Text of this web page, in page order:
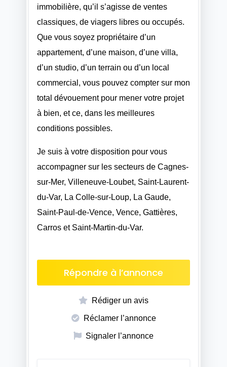
immobilière, qu’il s’agisse de ventes
classiques, de viagers libres ou occupés.
Que vous soyez propriétaire d’un
appartement, d’une maison, d’une villa,
d’un studio, d’un terrain ou d’un local
commercial, vous pouvez compter sur mon
total dévouement pour mener votre projet
à bien, et ce, dans les meilleures
conditions possibles.
Je suis à votre disposition pour vous
accompagner sur les secteurs de Cagnes-
sur-Mer, Villeneuve-Loubet, Saint-Laurent-
du-Var, La Colle-sur-Loup, La Gaude,
Saint-Paul-de-Vence, Vence, Gattières,
Carros et Saint-Martin-du-Var.
Répondre à l’annonce
Rédiger un avis
Réclamer l’annonce
Signaler l’annonce